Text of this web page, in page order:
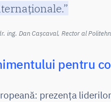
ing. Dan Cașcaval, Rector al
pentru
prezența